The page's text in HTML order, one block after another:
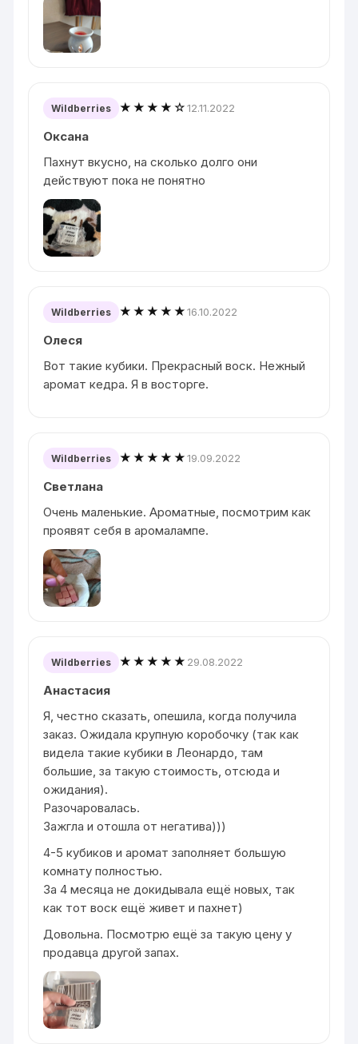
Wildberries ★★★★☆12.11.2022
Оксана
Пахнут вкусно, на сколько долго они
действуют пока не понятно
Wildberries ★★★★★16.10.2022
Олеся
Вот такие кубики. Прекрасный воск. Нежный
аромат кедра. Я в восторге.
Wildberries ★★★★★19.09.2022
Светлана
Очень маленькие. Ароматные, посмотрим как
проявят себя в аромалампе.
Wildberries ★★★★★ 29.08.2022
Анастасия
Я, честно сказать, опешила, когда получила
заказ. Ожидала крупную коробочку (так как
видела такие кубики в Леонардо, там
большие, за такую стоимость, отсюда и
ожидания).
Разочаровалась.
Зажгла и отошла от негатива)))
4-5 кубиков и аромат заполняет большую
комнату полностью.
За 4 месяца не докидывала ещё новых, так
как тот воск ещё живет и пахнет)
Довольна. Посмотрю ещё за такую цену у
продавца другой запах.